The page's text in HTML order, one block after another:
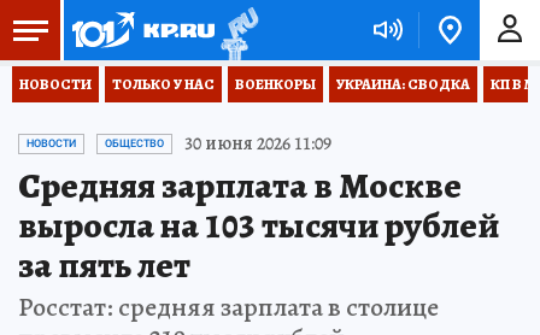
НОВОСТИ ТОЛЬКО У НАС ВОЕНКОРЫ УКРАИНА: СВОДКА КП В
НОВОСТИ ОБЩЕСТВО 30 июня 2026 11:09
Средняя зарплата в Москве
выросла на 103 тысячи рублей
за пять лет
Росстат: средняя зарплата в столице